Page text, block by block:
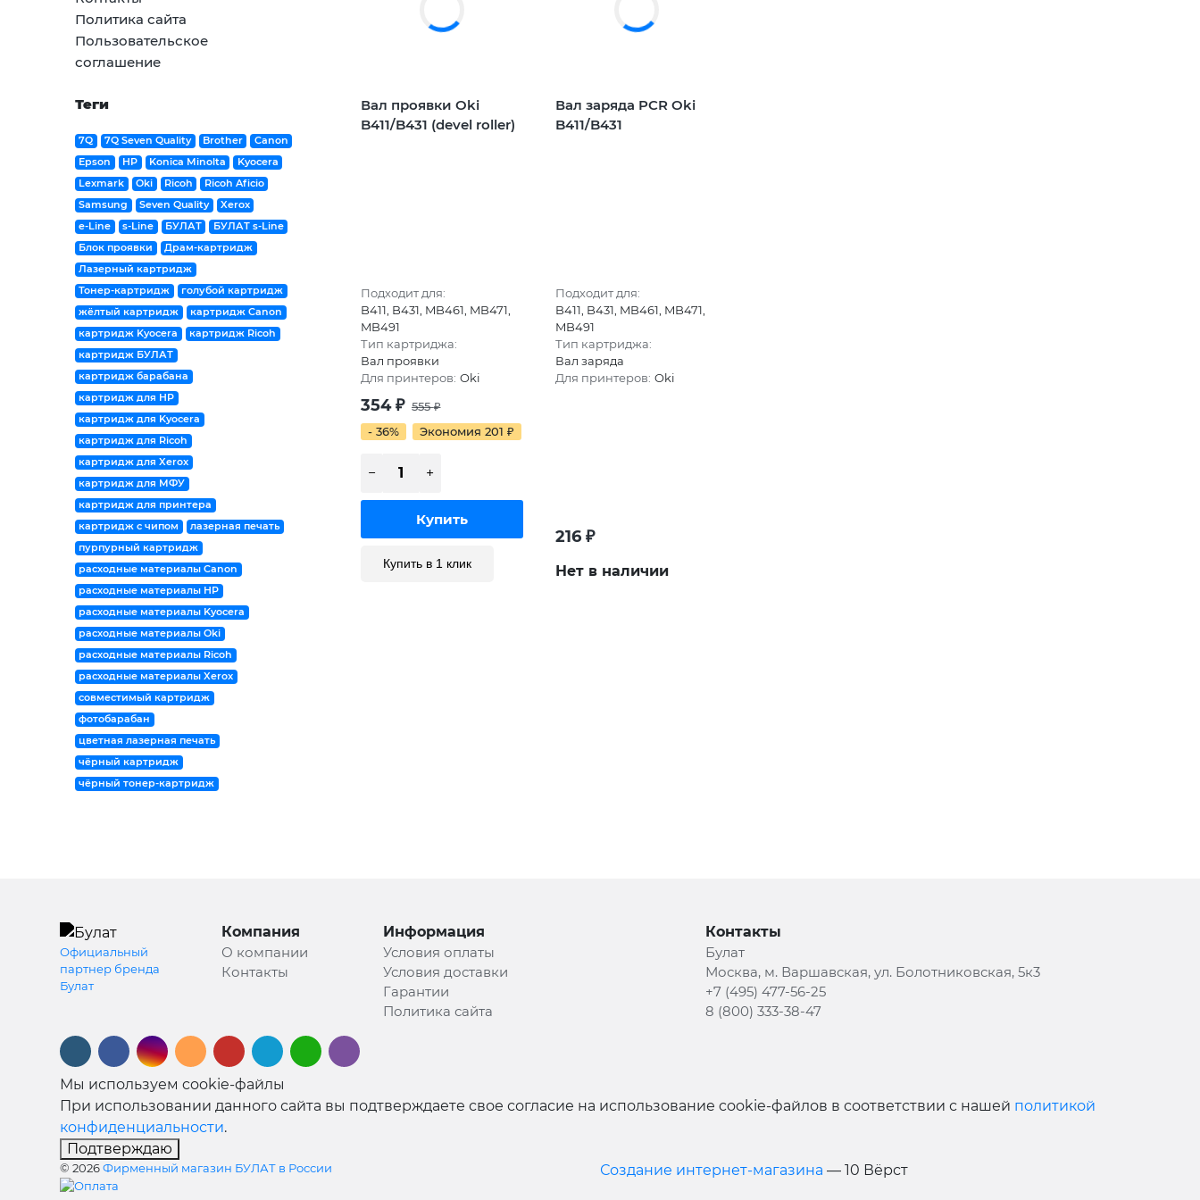
Политика сайта
Пользовательское
соглашение
Теги
7Q 7Q Seven Quality Brother
Canon
Epson
HP Konica Minolta
Kyocera
Lexmark
Oki Ricoh
Ricoh Aficio
Samsung
Seven Quality
Xerox
e-Line
s-Line БУЛАТ
БУЛАТ s-Line
Блок проявки
Драм-картридж
Лазерный картридж
Тонер-картридж
голубой картридж
жёлтый картридж
картридж Canon
картридж Kyocera
картридж Ricoh
картридж БУЛАТ
картридж барабана
картридж для HP
картридж для Kyocera
картридж для Ricoh
картридж для Xerox
картридж для МФУ
картридж для принтера
картридж с чипом
лазерная печать
пурпурный картридж
расходные материалы Canon
расходные материалы HP
расходные материалы Kyocera
расходные материалы Oki
расходные материалы Ricoh
расходные материалы Xerox
совместимый картридж
фотобарабан
цветная лазерная печать
чёрный картридж
чёрный тонер-картридж
Вал проявки Oki
B411/B431 (devel roller)
Подходит для:
B411, B431, MB461, MB471,
MB491
Тип картриджа:
Вал проявки
Для принтеров: Oki
354₽ 555₽
- 36%
Экономия 201 ₽
Купить в 1 клик
Вал заряда PCR Oki
B411/B431
Подходит для:
B411, B431, MB461, MB471,
MB491
Тип картриджа:
Вал заряда
Для принтеров: Oki
216₽
Нет в наличии
Официальный
партнер бренда
Булат
Компания
О компании
Контакты
Информация
Условия оплаты
Условия доставки
Гарантии
Политика сайта
Контакты
Булат
Москва, м. Варшавская, ул. Болотниковская, 5к3
+7 (495) 477-56-25
8 (800) 333-38-47
Мы используем cookie-файлы
При использовании данного сайта вы подтверждаете свое согласие на использование cookie-файлов в соответствии с нашей политикой
конфиденциальности.
Подтверждаю
© 2026Фирменный магазин БУЛАТ в России Создание интернет-магазина — 10 Вёрст